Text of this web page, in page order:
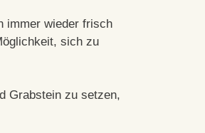
immer wieder frisch
sich zu
Grabstein zu setzen,